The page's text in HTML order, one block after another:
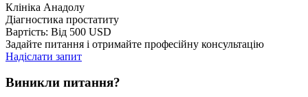
Клініка Анадолу
Діагностика простатиту
Вартість: Від 500 USD
Задайте питання і отримайте професійну консультацію
Надіслати запит
Виникли питання?